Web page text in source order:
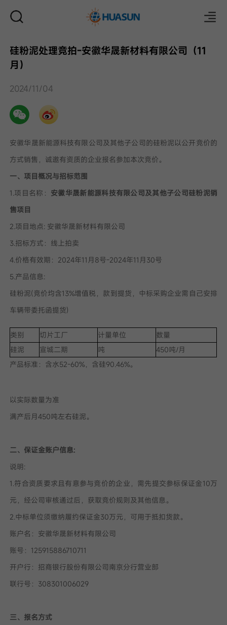
隐私政策
交
硅粉泥处理竞拍-安徽华晟新材料有限公司（11
月）
2024/11/04
安徽华晟新能源科技有限公司及其他子公司的硅粉泥以公开竞价的
方式销售，诚邀有资质的企业报名参加本次竞价。
一、项目概况与招标范围
1.项目名称： 安徽华晟新能源科技有限公司及其他子公司硅粉泥销
售项目
2.项目地点: 安徽华晟新材料有限公司
3.招标方式：线上拍卖
4.价格有效期：2024年11月8号-2024年11月30号
5.产品信息:
硅粉泥(竞价均含13%增值税，款到提货，中标采购企业需自己安排
车辆带委托函提货)
类别 切片工厂 计量单位
数量
硅泥
宣城二期 吨
450吨/月
产品标准： 含水52-60%，含硅90.46%。
以实际数量为准
满产后月450吨左右硅泥。
二、保证金账户信息:
说明:
1.符合资质要求且有意参与竞价的企业，需先提交参标保证金10万
元，经公司审核通过后，获取竞价规则及其他信息。
2.中标单位须缴纳履约保证金30万元，可用于抵扣货款。
账户名：安徽华晟新材料有限公司
账号：125915886710711
开户行：招商银行股份有限公司南京分行营业部
联行号：308301006029
三、报名方式